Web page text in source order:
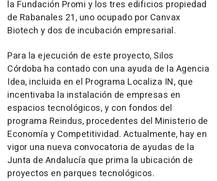
la Fundación Promi y los tres edificios propiedad
de Rabanales 21, uno ocupado por Canvax
Biotech y dos de incubación empresarial.
Para la ejecución de este proyecto, Silos
Córdoba ha contado con una ayuda de la Agencia
Idea, incluida en el Programa Localiza IN, que
incentivaba la instalación de empresas en
espacios tecnológicos, y con fondos del
programa Reindus, procedentes del Ministerio de
Economía y Competitividad. Actualmente, hay en
vigor una nueva convocatoria de ayudas de la
Junta de Andalucía que prima la ubicación de
proyectos en parques tecnológicos.